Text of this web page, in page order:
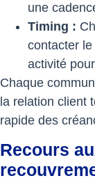
une
Timing :
contacter
activité
Chaque
la relation client
rapide des
Recours